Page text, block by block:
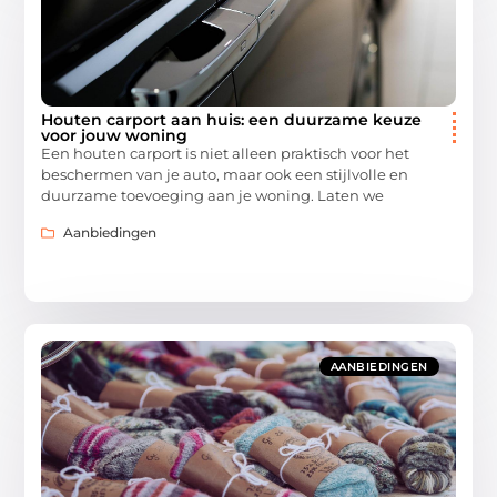
Houten carport aan huis: een duurzame keuze
voor jouw woning
Een houten carport is niet alleen praktisch voor het
beschermen van je auto, maar ook een stijlvolle en
duurzame toevoeging aan je woning. Laten we
Aanbiedingen
AANBIEDINGEN